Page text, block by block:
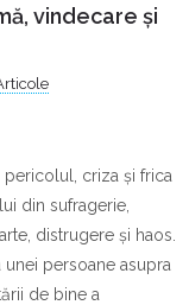
vindecare și
pericolul, criza și frica
din sufragerie,
distrugere și haos.
persoane asupra
de bine a